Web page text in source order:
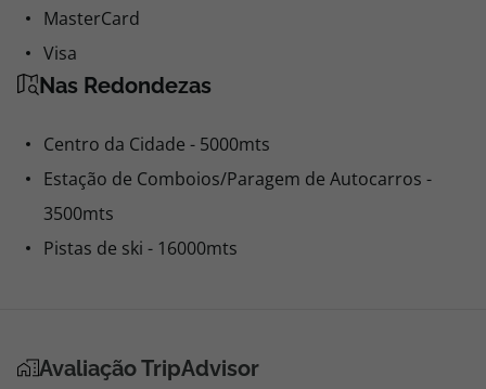
MasterCard
Visa
Nas Redondezas
Centro da Cidade - 5000mts
Estação de Comboios/Paragem de Autocarros -
3500mts
Pistas de ski - 16000mts
Avaliação TripAdvisor